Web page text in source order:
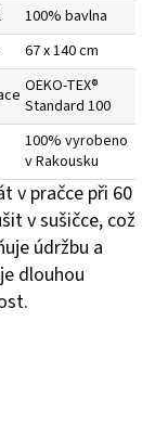
100% bavlna
67 x 140 cm
OEKO-TEX®
Standard 100
100% vyrobeno
v Rakousku
v pračce při 60
v sušičce, což
údržbu a
dlouhou